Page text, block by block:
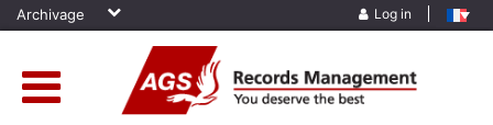
Archivage Log in